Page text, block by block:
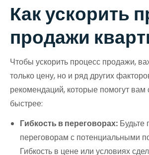
Как ускорить
продажи
Чтобы ускорить процесс продажи,
только цену, но и ряд других
рекомендаций, которые помогут вам
быстрее:
Гибкость в переговорах: Будьте
переговорам с потенциальными
Гибкость в цене или условиях